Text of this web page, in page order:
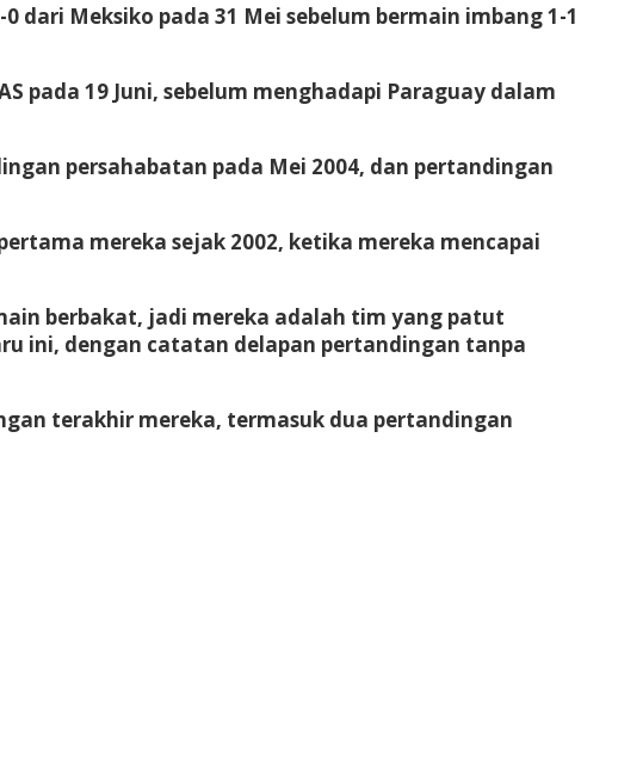
Meksiko pada 31 Mei sebelum bermain imbang 1-1
pada 19 Juni, sebelum menghadapi Paraguay dalam
persahabatan pada Mei 2004, dan pertandingan
mereka sejak 2002, ketika mereka mencapai
berbakat, jadi mereka adalah tim yang patut
ini, dengan catatan delapan pertandingan tanpa
terakhir mereka, termasuk dua pertandingan